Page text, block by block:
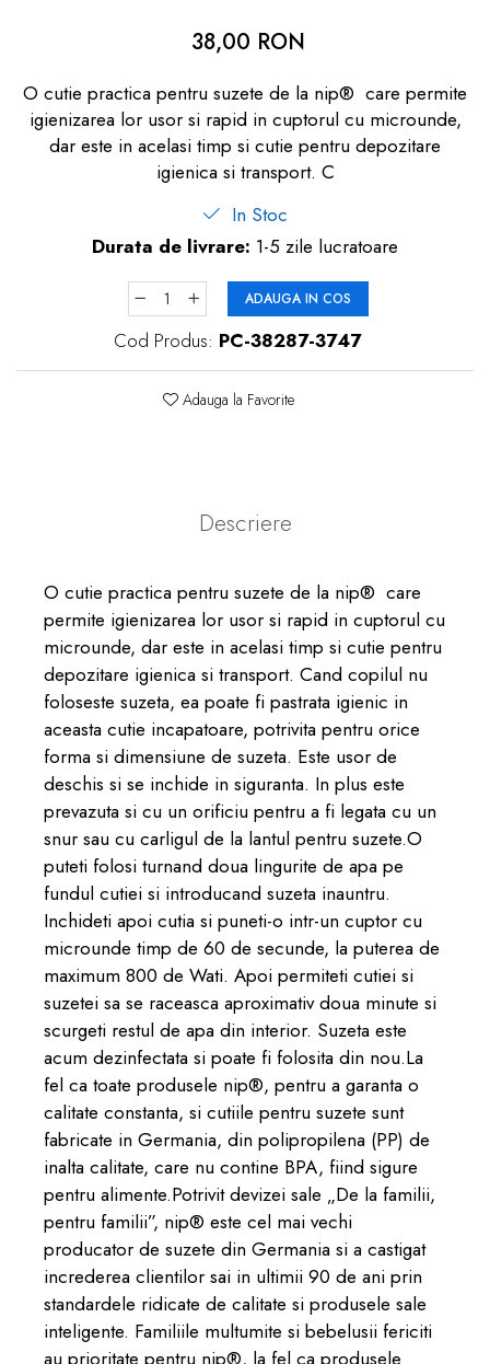
Produse îngrijire copii
Igiena copii
38,00 RON
O cutie practica pentru suzete de la nip® care permite
igienizarea lor usor si rapid in cuptorul cu microunde,
dar este in acelasi timp si cutie pentru depozitare
igienica si transport. C
In Stoc
Durata de livrare: 1-5 zile lucratoare
ADAUGA IN COS
Cod Produs: PC-38287-3747
Adauga la Favorite
Descriere
O cutie practica pentru suzete de la nip® care
permite igienizarea lor usor si rapid in cuptorul cu
microunde, dar este in acelasi timp si cutie pentru
depozitare igienica si transport. Cand copilul nu
foloseste suzeta, ea poate fi pastrata igienic in
aceasta cutie incapatoare, potrivita pentru orice
forma si dimensiune de suzeta. Este usor de
deschis si se inchide in siguranta. In plus este
prevazuta si cu un orificiu pentru a fi legata cu un
snur sau cu carligul de la lantul pentru suzete.O
puteti folosi turnand doua lingurite de apa pe
fundul cutiei si introducand suzeta inauntru.
Inchideti apoi cutia si puneti-o intr-un cuptor cu
microunde timp de 60 de secunde, la puterea de
maximum 800 de Wati. Apoi permiteti cutiei si
suzetei sa se raceasca aproximativ doua minute si
scurgeti restul de apa din interior. Suzeta este
acum dezinfectata si poate fi folosita din nou.La
fel ca toate produsele nip®, pentru a garanta o
calitate constanta, si cutiile pentru suzete sunt
fabricate in Germania, din polipropilena (PP) de
inalta calitate, care nu contine BPA, fiind sigure
pentru alimente.Potrivit devizei sale „De la familii,
pentru familii”, nip® este cel mai vechi
producator de suzete din Germania si a castigat
increderea clientilor sai in ultimii 90 de ani prin
standardele ridicate de calitate si produsele sale
inteligente. Familiile multumite si bebelusii fericiti
au prioritate pentru nip®, la fel ca produsele